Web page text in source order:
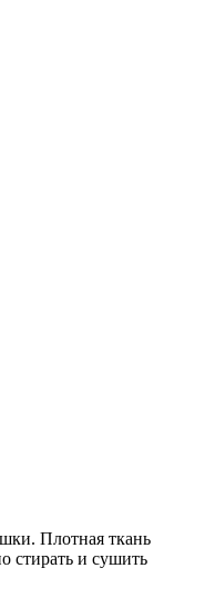
Плотная ткань
стирать и сушить